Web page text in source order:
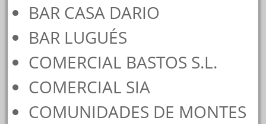
BAR CASA DARIO
BAR LUGUÉS
COMERCIAL BASTOS S.L.
COMERCIAL SIA
COMUNIDADES DE MONTES